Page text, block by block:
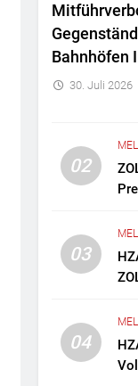
Bahnhöfen
30. Juli 2026
02
03
04